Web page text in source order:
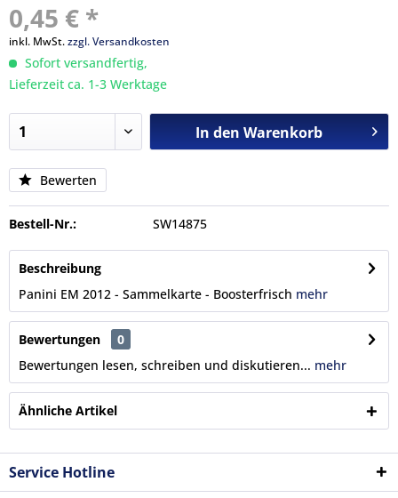
0,45 € *
inkl. MwSt.zzgl. Versandkosten
Sofort versandfertig,
Lieferzeit ca. 1-3 Werktage
In den Warenkorb
Bewerten
Bestell-Nr.: SW14875
Beschreibung
Panini EM 2012 - Sammelkarte - Boosterfrisch mehr
Bewertungen
0
Bewertungen lesen, schreiben und diskutieren... mehr
Ähnliche Artikel
Service Hotline